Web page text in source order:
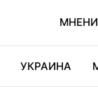
УКРАИНА